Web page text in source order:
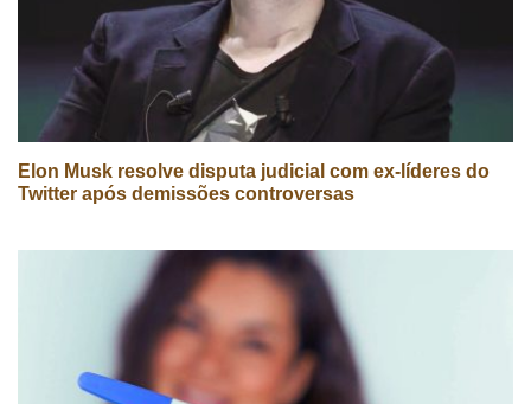
Elon Musk resolve disputa judicial com ex-líderes do
Twitter após demissões controversas